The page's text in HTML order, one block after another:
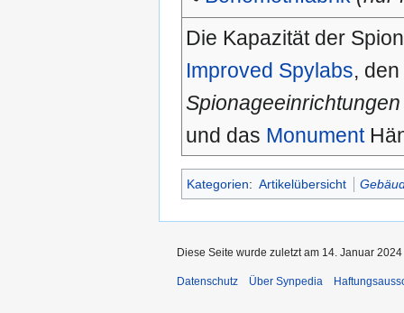
Die Kapazität der
Improved Spylabs, den
und das Monument
Kategorien: Artikelübersicht
Diese Seite wurde zuletzt am 14. Januar
Datenschutz Über Synpedia